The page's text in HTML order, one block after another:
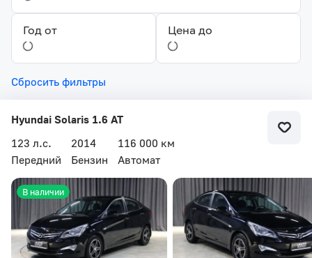
Год от Цена до
Сбросить фильтры
Hyundai Solaris 1.6 AT
123 л.с.
2014
116 000 км
Передний
Бензин Автомат
В наличии